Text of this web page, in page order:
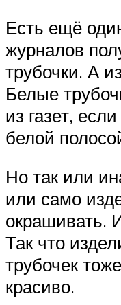
Есть ещё
журналов
трубочки. А
Белые
из газет,
белой
Но так или
или само
окрашивать.
Так что
трубочек
красиво.